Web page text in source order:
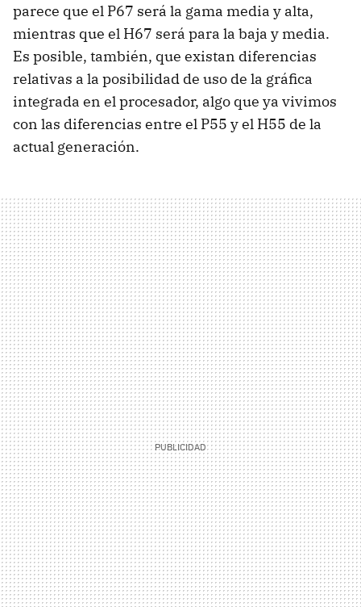
parece que el P67 será la gama media y alta,
mientras que el H67 será para la baja y media.
Es posible, también, que existan diferencias
relativas a la posibilidad de uso de la gráfica
integrada en el procesador, algo que ya vivimos
con las diferencias entre el P55 y el H55 de la
actual generación.